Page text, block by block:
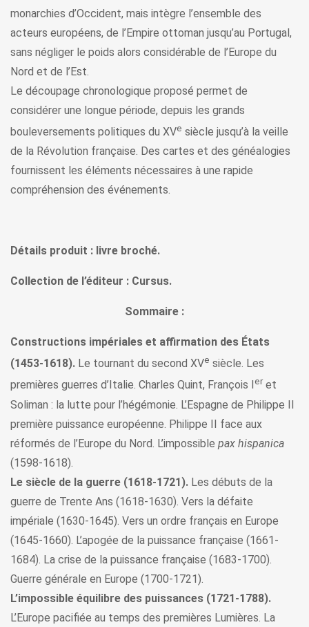
monarchies d’Occident, mais intègre l’ensemble des
acteurs européens, de l’Empire ottoman jusqu’au Portugal,
sans négliger le poids alors considérable de l’Europe du
Nord et de l’Est.
Le découpage chronologique proposé permet de
considérer une longue période, depuis les grands
bouleversements politiques du XVe siècle jusqu’à la veille
de la Révolution française. Des cartes et des généalogies
fournissent les éléments nécessaires à une rapide
compréhension des événements.
Détails produit : livre broché.
Collection de l’éditeur : Cursus.
Sommaire :
Constructions impériales et affirmation des États
(1453-1618). Le tournant du second XVe siècle. Les
premières guerres d’Italie. Charles Quint, François I
er et
Soliman : la lutte pour l’hégémonie. L’Espagne de Philippe II
première puissance européenne. Philippe II face aux
réformés de l’Europe du Nord. L’impossible pax hispanica
(1598-1618).
Le siècle de la guerre (1618-1721). Les débuts de la
guerre de Trente Ans (1618-1630). Vers la défaite
impériale (1630-1645). Vers un ordre français en Europe
(1645-1660). L’apogée de la puissance française (1661-
1684). La crise de la puissance française (1683-1700).
Guerre générale en Europe (1700-1721).
L’impossible équilibre des puissances (1721-1788).
L’Europe pacifiée au temps des premières Lumières. La